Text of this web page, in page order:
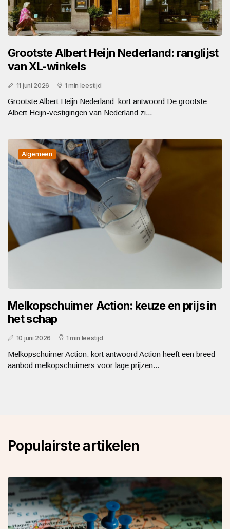
Grootste Albert Heijn Nederland: ranglijst
van XL-winkels
11 juni 2026 1 min leestijd
Grootste Albert Heijn Nederland: kort antwoord De grootste
Albert Heijn-vestigingen van Nederland zi...
Algemeen
Melkopschuimer Action: keuze en prijs in
het schap
10 juni 2026 1 min leestijd
Melkopschuimer Action: kort antwoord Action heeft een breed
aanbod melkopschuimers voor lage prijzen...
Populairste artikelen